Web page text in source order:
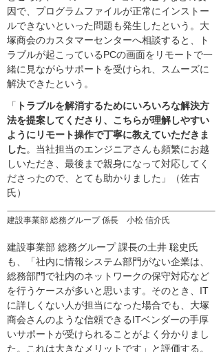
建設事業部 総務グループ 係長 小松 信介氏
因で、プログラムファイルが正常にインストー
ルできないといった問題も発生したという。大
塚商会のカスタマーセンターへ相談すると、ト
ラブルが起こっているPCの画面をリモートで一
緒に見ながらサポートを受けられ、スムーズに
解決できたという。
「 トラブルを解消するためにいろいろな解決方
法を提案してくださり、こちらが理解しやすい
ようにリモート操作で丁寧に教えていただきま
した。当社担当のエンジニアさんも頻繁にお越
しいただき、最後まで親身になって対応してく
ださったので、とても助かりました」（佐古
氏）
建設事業部 総務グループ 課長の土井 聡史氏
も、「社内に情報システム部門がない企業は、
総務部門で社内のネットワークの保守対応など
を行うケースが多いと思います。そのとき、IT
に詳しくない人が担当になった場合でも、大塚
商会さんのような信頼できるITベンダーの手厚
いサポートが受けられることがよく分かりまし
た。これは大きなメリットです」と評価する。